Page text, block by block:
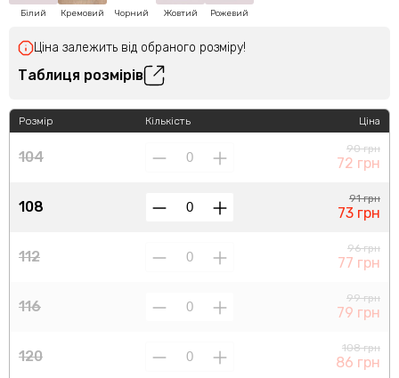
Білий Кремовий Чорний Жовтий Рожевий
Ціна залежить від обраного розміру!
Таблиця розмірів
Розмір
104
108
112
116
120
Кількість Ціна
90 грн
72 грн
91 грн
73 грн
96 грн
77 грн
99 грн
79 грн
108 грн
86 грн